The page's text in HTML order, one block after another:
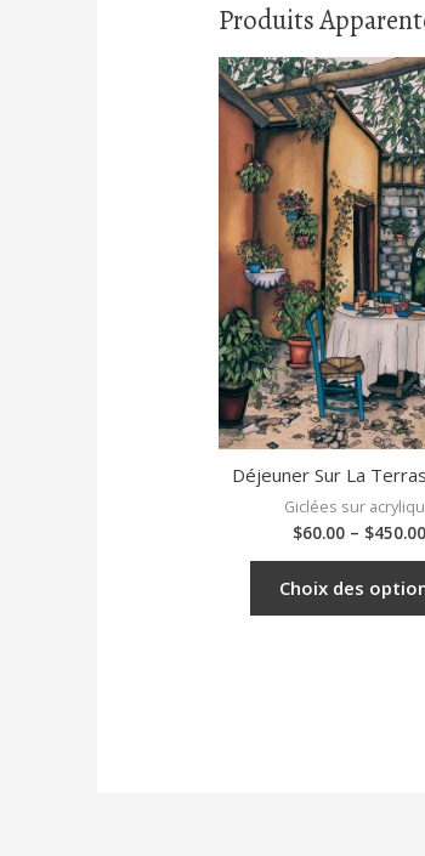
Produits
Déjeuner Sur La
Giclées sur
$60.00– $450.00
Choix des